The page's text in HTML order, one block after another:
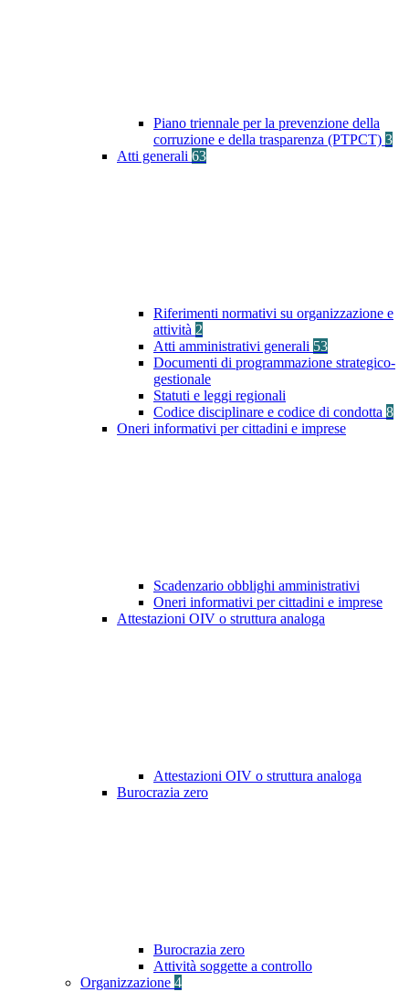
Piano triennale per la prevenzione della
corruzione e della trasparenza (PTPCT) 3
Atti generali 63
Riferimenti normativi su organizzazione e
attività 2
Atti amministrativi generali 53
Documenti di programmazione strategico-
gestionale
Statuti e leggi regionali
Codice disciplinare e codice di condotta 8
Oneri informativi per cittadini e imprese
Scadenzario obblighi amministrativi
Oneri informativi per cittadini e imprese
Attestazioni OIV o struttura analoga
Attestazioni OIV o struttura analoga
Burocrazia zero
Burocrazia zero
Attività soggette a controllo
Organizzazione 4